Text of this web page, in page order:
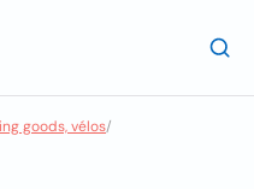
goods, vélos/